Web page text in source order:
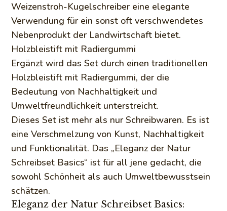
Weizenstroh-Kugelschreiber eine elegante
Verwendung für ein sonst oft verschwendetes
Nebenprodukt der Landwirtschaft bietet.
Holzbleistift mit Radiergummi
Ergänzt wird das Set durch einen traditionellen
Holzbleistift mit Radiergummi, der die
Bedeutung von Nachhaltigkeit und
Umweltfreundlichkeit unterstreicht.
Dieses Set ist mehr als nur Schreibwaren. Es ist
eine Verschmelzung von Kunst, Nachhaltigkeit
und Funktionalität. Das „Eleganz der Natur
Schreibset Basics“ ist für all jene gedacht, die
sowohl Schönheit als auch Umweltbewusstsein
schätzen.
Eleganz der Natur Schreibset Basics: